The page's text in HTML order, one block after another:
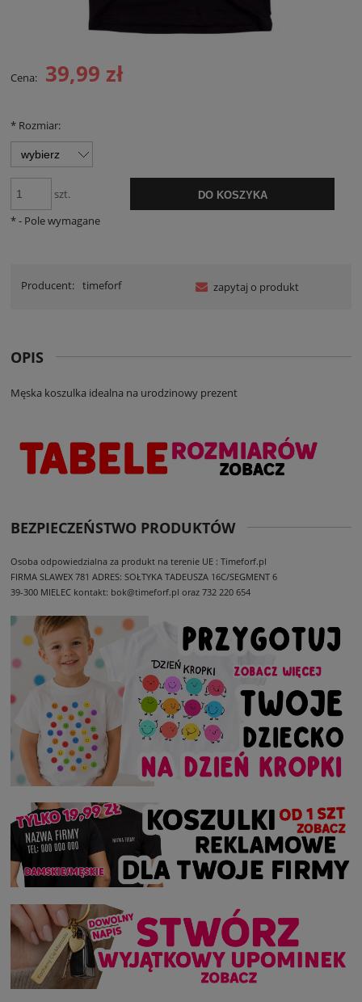
Cena: 39,99 zł
* Rozmiar:
szt. DO KOSZYKA
*- Pole wymagane
Producent: timeforf zapytaj o produkt
OPIS
Męska koszulka idealna na urodzinowy prezent
BEZPIECZEŃSTWO PRODUKTÓW
Osoba odpowiedzialna za produkt na terenie UE : Timeforf.pl
FIRMA SLAWEX 781 ADRES: SOŁTYKA TADEUSZA 16C/SEGMENT 6
39-300 MIELEC kontakt: bok@timeforf.pl oraz 732 220 654